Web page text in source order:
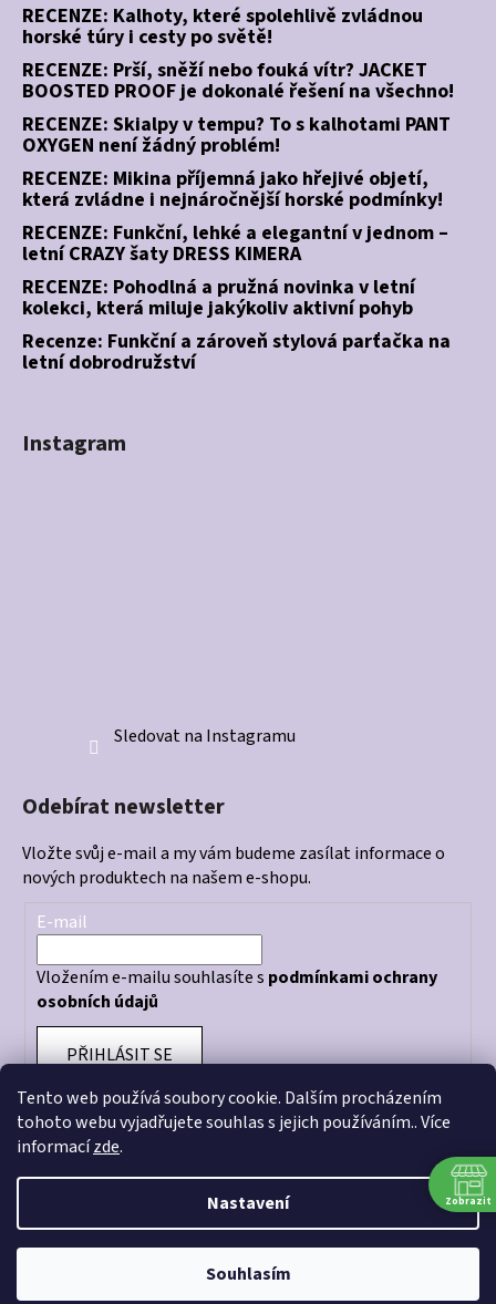
Tento web používá soubory cookie. Dalším procházením
tohoto webu vyjadřujete souhlas s jejich používáním.. Více
informacízde.
Nastavení
Souhlasím
RECENZE: Kalhoty, které spolehlivě zvládnou
horské túry i cesty po světě!
RECENZE: Prší, sněží nebo fouká vítr? JACKET
BOOSTED PROOF je dokonalé řešení na všechno!
RECENZE: Skialpy v tempu? To s kalhotami PANT
OXYGEN není žádný problém!
RECENZE: Mikina příjemná jako hřejivé objetí,
která zvládne i nejnáročnější horské podmínky!
RECENZE: Funkční, lehké a elegantní v jednom –
letní CRAZY šaty DRESS KIMERA
RECENZE: Pohodlná a pružná novinka v letní
kolekci, která miluje jakýkoliv aktivní pohyb
Recenze: Funkční a zároveň stylová parťačka na
letní dobrodružství
Instagram
Sledovat na Instagramu
Odebírat newsletter
Vložte svůj e-mail a my vám budeme zasílat informace o
nových produktech na našem e-shopu.
E-mail
Vložením e-mailu souhlasíte s podmínkami ochrany
osobních údajů
PŘIHLÁSIT SE
Otevírací doba prodejny: PO - PÁ 10:00 - 18:00
Vytvořil Shoptet
Zobrazit